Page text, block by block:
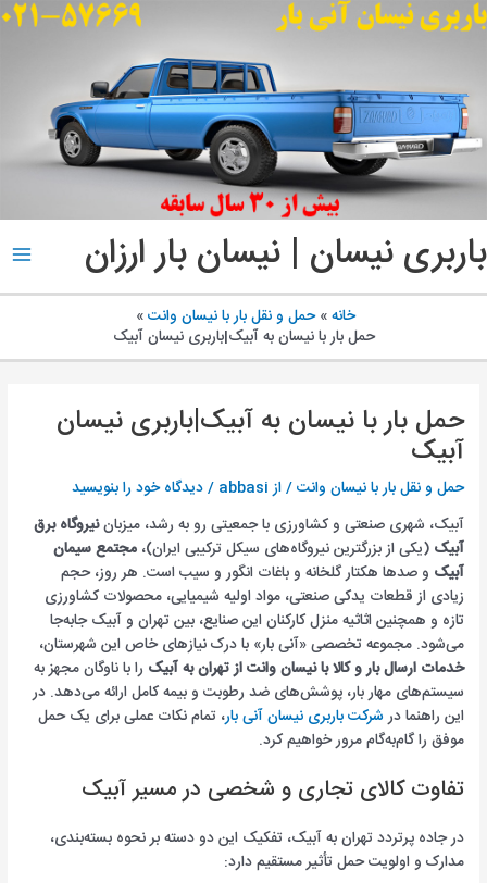
باربری نیسان | نیسان بار ارزان
خانه
حمل و نقل بار با نیسان وانت
حمل بار با نیسان به آبیک|باربری نیسان آبیک
حمل بار با نیسان به آبیک|باربری نیسان
آبیک
حمل و نقل بار با نیسان وانت/ از abbasi
/دیدگاه‌ خود را بنویسید
آبیک، شهری صنعتی و کشاورزی با جمعیتی رو به رشد، میزباننیروگاه برق
آبیک (یکی از بزرگترین نیروگاه‌های سیکل ترکیبی ایران)،مجتمع سیمان
آبیک و صدها هکتار گلخانه و باغات انگور و سیب است. هر روز، حجم
زیادی از قطعات یدکی صنعتی، مواد اولیه شیمیایی، محصولات کشاورزی
تازه و همچنین اثاثیه منزل کارکنان این صنایع، بین تهران و آبیک جابه‌جا
می‌شود. مجموعه تخصصی «آنی بار» با درک نیازهای خاص این شهرستان،
خدمات ارسال بار و کالا با نیسان وانت از تهران به آبیک را با ناوگان مجهز به
سیستم‌های مهار بار، پوشش‌های ضد رطوبت و بیمه کامل ارائه می‌دهد. در
این راهنما درشرکت باربری نیسان آنی بار، تمام نکات عملی برای یک حمل
موفق را گام‌به‌گام مرور خواهیم کرد.
تفاوت کالای تجاری و شخصی در مسیر آبیک
در جاده پرتردد تهران به آبیک، تفکیک این دو دسته بر نحوه بسته‌بندی،
مدارک و اولویت حمل تأثیر مستقیم دارد: